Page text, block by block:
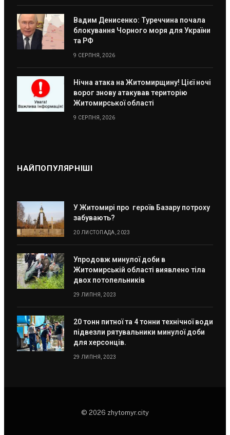
Вадим Денисенко: Туреччина почала
блокування Чорного моря для України
та РФ
9 СЕРПНЯ, 2026
Нічна атака на Житомирщину! Цієї ночі
ворог знову атакував територію
Житомирської області
9 СЕРПНЯ, 2026
НАЙПОПУЛЯРНІШІ
У Житомирі про героїв Базару потроху
забувають?
20 ЛИСТОПАДА, 2023
Упродовж минулої доби в
Житомирській області виявлено тіла
двох потопельників
29 ЛИПНЯ, 2023
20 тонн питної та 4 тонни технічної води
підвезли рятувальники минулої доби
для херсонців.
29 ЛИПНЯ, 2023
© 2026 zhytomyr.city